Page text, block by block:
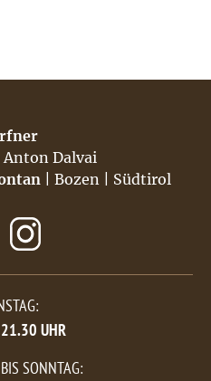
Dalvai
| Bozen | Südtirol
UHR
SONNTAG: